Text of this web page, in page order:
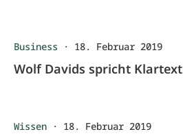
Business · 18. Februar 2019
Wolf Davids spricht Klartext
Wissen · 18. Februar 2019